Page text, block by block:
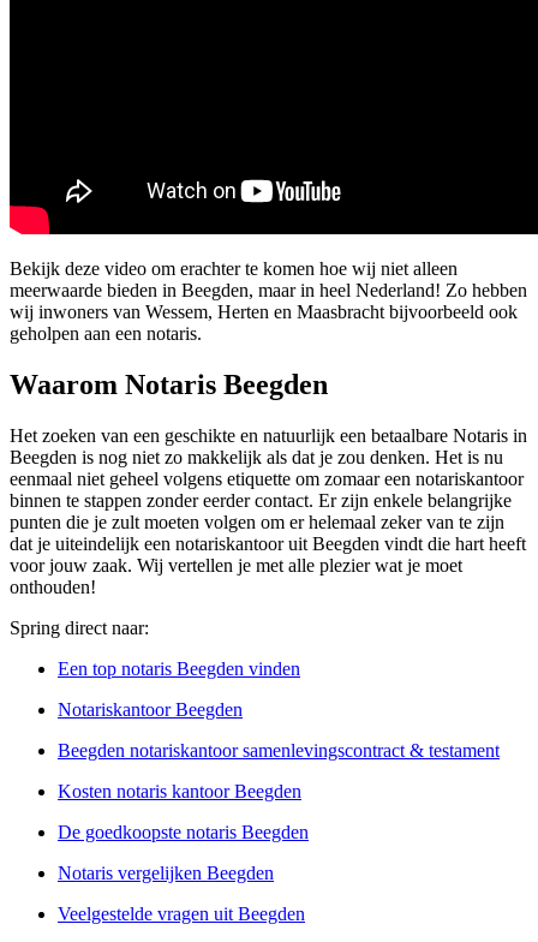
Bekijk deze video om erachter te komen hoe wij niet alleen
meerwaarde bieden in Beegden, maar in heel Nederland! Zo hebben
wij inwoners van Wessem, Herten en Maasbracht bijvoorbeeld ook
geholpen aan een notaris.
Waarom Notaris Beegden
Het zoeken van een geschikte en natuurlijk een betaalbare Notaris in
Beegden is nog niet zo makkelijk als dat je zou denken. Het is nu
eenmaal niet geheel volgens etiquette om zomaar een notariskantoor
binnen te stappen zonder eerder contact. Er zijn enkele belangrijke
punten die je zult moeten volgen om er helemaal zeker van te zijn
dat je uiteindelijk een notariskantoor uit Beegden vindt die hart heeft
voor jouw zaak. Wij vertellen je met alle plezier wat je moet
onthouden!
Spring direct naar:
Een top notaris Beegden vinden
Notariskantoor Beegden
Beegden notariskantoor samenlevingscontract & testament
Kosten notaris kantoor Beegden
De goedkoopste notaris Beegden
Notaris vergelijken Beegden
Veelgestelde vragen uit Beegden